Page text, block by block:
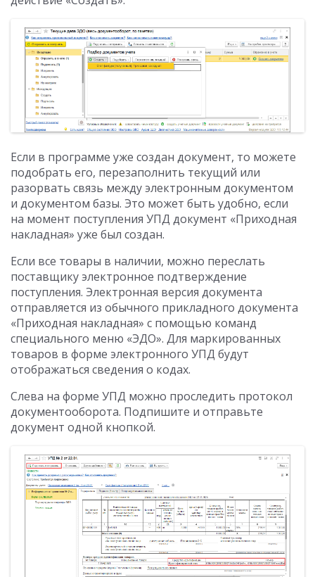
Если в программе уже создан документ, то можете
подобрать его, перезаполнить текущий или
разорвать связь между электронным документом
и документом базы. Это может быть удобно, если
на момент поступления УПД документ «Приходная
накладная» уже был создан.
Если все товары в наличии, можно переслать
поставщику электронное подтверждение
поступления. Электронная версия документа
отправляется из обычного прикладного документа
«Приходная накладная» с помощью команд
специального меню «ЭДО». Для маркированных
товаров в форме электронного УПД будут
отображаться сведения о кодах.
Слева на форме УПД можно проследить протокол
документооборота. Подпишите и отправьте
документ одной кнопкой.